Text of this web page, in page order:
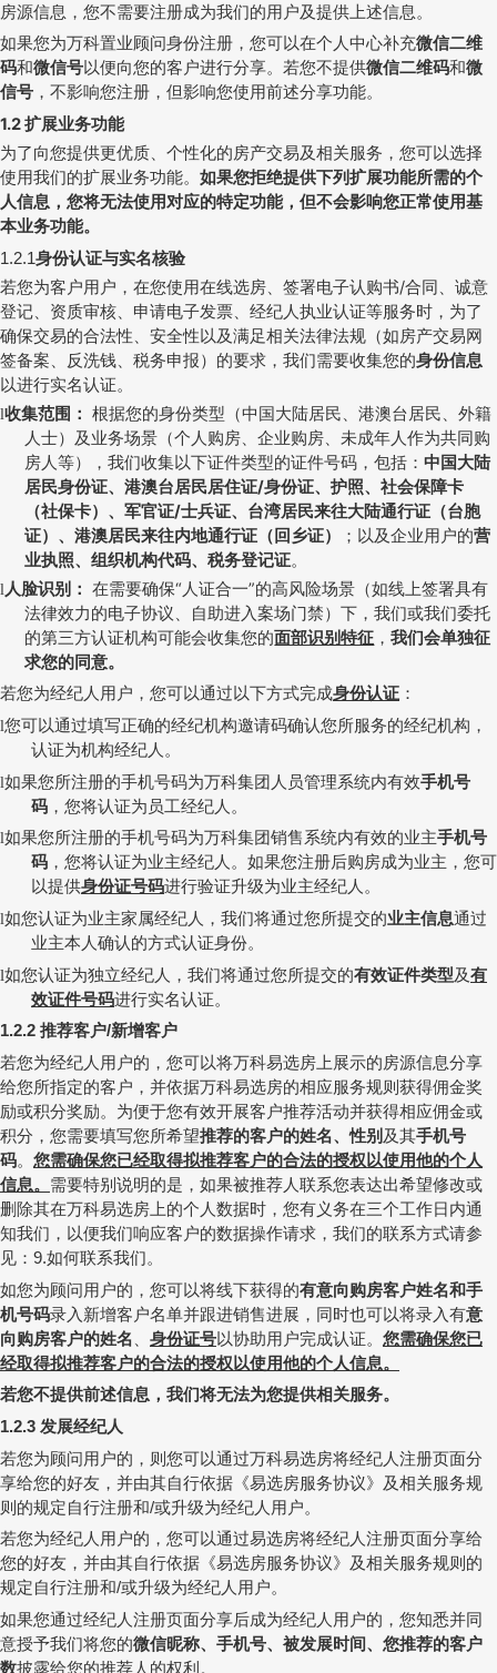
房源信息，您不需要注册成为我们的用户及提供上述信息。
如果您为万科置业顾问身份注册，您可以在个人中心补充微信二维
码和微信号以便向您的客户进行分享。若您不提供微信二维码和微
信号 ，不影响您注册，但影响您使用前述分享功能。
1.2扩展业务功能
为了向您提供更优质、个性化的房产交易及相关服务，您可以选择
使用我们的扩展业务功能。 如果您拒绝提供下列扩展功能所需的个
人信息，您将无法使用对应的特定功能，但不会影响您正常使用基
本业务功能。
1.2.1身份认证与实名核验
若您为客户用户， 在您使用在线选房、签署电子认购书/合同、诚意
登记、资质审核、申请电子发票、经纪人执业认证等服务时，为了
确保交易的合法性、安全性以及满足相关法律法规（如房产交易网
签备案、反洗钱、税务申报）的要求，我们需要收集您的身份信息
以进行实名认证。
l收集范围： 根据您的身份类型（中国大陆居民、港澳台居民、外籍
人士）及业务场景（个人购房、企业购房、未成年人作为共同购
房人等），我们收集以下证件类型的证件号码，包括：中国大陆
居民身份证、港澳台居民居住证/身份证、护照、社会保障卡
（社保卡）、军官证/士兵证、台湾居民来往大陆通行证（台胞
证）、港澳居民来往内地通行证（回乡证）
；以及企业用户的营
业执照、组织机构代码、税务登记证。
l 人脸识别： 在需要确保“人证合一”的高风险场景（如线上签署具有
法律效力的电子协议、自助进入案场门禁）下，我们或我们委托
的第三方认证机构可能会收集您的面部识别特征 ，我们会单独征
求您的同意。
若您为经纪人用户，您可以通过以下方式完成身份认证 ：
l您可以通过填写正确的经纪机构邀请码确认您所服务的经纪机构，
认证为机构经纪人。
l如果您所注册的手机号码为万科集团人员管理系统内有效手机号
码 ，您将认证为员工经纪人。
l如果您所注册的手机号码为万科集团销售系统内有效的业主手机号
码 ，您将认证为业主经纪人。如果您注册后购房成为业主，您可
以提供身份证号码进行验证升级为业主经纪人。
l如您认证为业主家属经纪人，我们将通过您所提交的业主信息通过
业主本人确认的方式认证身份。
l如您认证为独立经纪人，我们将通过您所提交的有效证件类型及有
效证件号码进行实名认证。
1.2.2 推荐客户/新增客户
若您为经纪人用户的，您可以将万科易选房上展示的房源信息分享
给您所指定的客户，并依据万科易选房的相应服务规则获得佣金奖
励或积分奖励。为便于您有效开展客户推荐活动并获得相应佣金或
积分，您需要填写您所希望推荐的客户的姓名、性别 及其手机号
码。 您需确保您已经取得拟推荐客户的合法的授权以使用他的个人
信息。 需要特别说明的是，如果被推荐人联系您表达出希望修改或
删除其在万科易选房上的个人数据时，您有义务在三个工作日内通
知我们，以便我们响应客户的数据操作请求，我们的联系方式请参
见： 9.如何联系我们。
如您为顾问用户的，您可以将线下获得的有意向购房客户姓名和手
机号码录入新增客户名单并跟进销售进展，同时也可以将录入有意
向购房客户的姓名、 身份证号以协助用户完成认证。 您需确保您已
经取得拟推荐客户的合法的授权以使用他的个人信息。
若您不提供前述信息，我们将无法为您提供相关服务。
1.2.3 发展经纪人
若您为顾问用户的，则您可以通过万科易选房将经纪人注册页面分
享给您的好友，并由其自行依据 《易选房服务协议》 及相关服务规
则的规定自行注册和/或升级为经纪人用户。
若您为经纪人用户的，您可以通过易选房将经纪人注册页面分享给
您的好友，并由其自行依据 《易选房服务协议》 及相关服务规则的
规定自行注册和/或升级为经纪人用户。
如果您通过经纪人注册页面分享后成为经纪人用户的，您知悉并同
意授予我们将您的微信昵称、 手机号、 被发展时间、您推荐的客户
数披露给您的推荐人的权利。